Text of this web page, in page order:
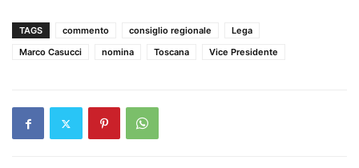
TAGS commento consiglio regionale
Lega
Marco Casucci
nomina Toscana Vice Presidente